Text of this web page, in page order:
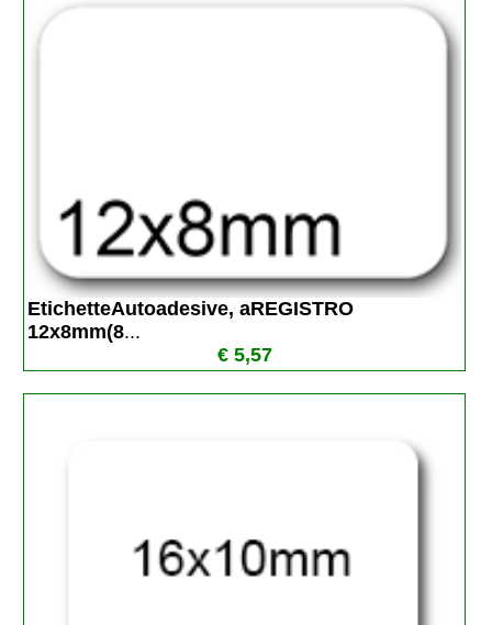
EtichetteAutoadesive, aREGISTRO
12x8mm(8...
€ 5,57